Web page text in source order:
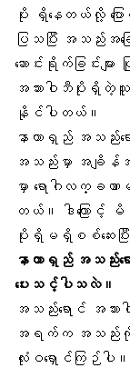
ပိုး ရှိနေတယ်လို့ ပ
ပြသပြီး အသည်းအ
ဆောင်းရိုက်ခြင်းမ
အသားဝါဘီပိုးရှိ
နိုင်ပါတယ်။
နာတာရှည် အသည်းရ
အသည်းမှာ အချိန်
မှာ ရောဂါလက္ခဏ
တယ်။ ဒါကြောင့်
ပိုးရှိမရှိစစ်ဆေးပြီ
နာတာရှည် အသည်းရ
ပေးသင့်ပါသလဲ။
အသည်းရောင် အသာ
အရက်က အသည်းကို ဘ
လုံးဝရှောင်ကြဉ်ပ